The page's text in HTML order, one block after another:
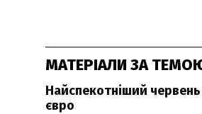
МАТЕРІАЛИ ЗА
Найспекотніший
євро